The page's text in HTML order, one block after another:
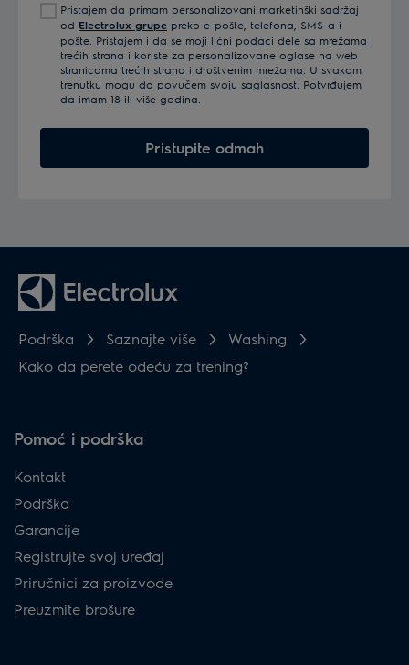
poštuPristajem da primam personalizovani marketinški sadržaj
od Electrolux grupe preko e-pošte, telefona, SMS-a i
pošte. Pristajem i da se moji lični podaci dele sa mrežama
trećih strana i koriste za personalizovane oglase na web
stranicama trećih strana i društvenim mrežama. U svakom
trenutku mogu da povučem svoju saglasnost. Potvrđujem
da imam 18 ili više godina.
Pristupite odmah
Podrška Saznajte više
Washing
Kako da perete odeću za trening?
Pomoć i podrška
Kontakt
Podrška
Garancije
Registrujte svoj uređaj
Priručnici za proizvode
Preuzmite brošure